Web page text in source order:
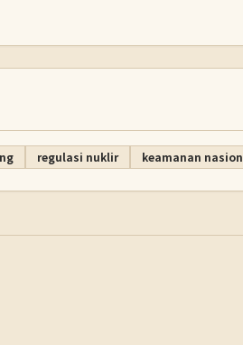
regulasi nuklir keamanan